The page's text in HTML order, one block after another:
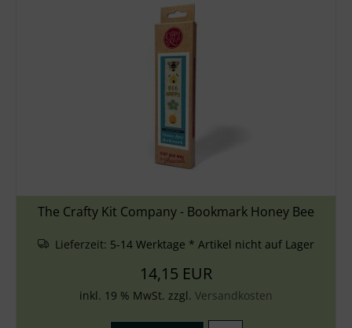
The Crafty Kit Company - Bookmark Honey Bee
Lieferzeit: 5-14 Werktage * Artikel nicht auf Lager
14,15 EUR
inkl. 19 % MwSt. zzgl. Versandkosten